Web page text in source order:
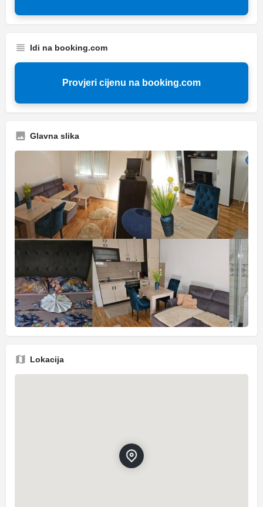
Idi na booking.com
Provjeri cijenu na booking.com
Glavna slika
Lokacija